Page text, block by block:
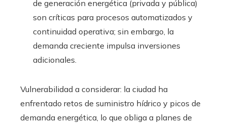
de generación energética (privada y pública)
son críticas para procesos automatizados y
continuidad operativa; sin embargo, la
demanda creciente impulsa inversiones
adicionales.
Vulnerabilidad a considerar: la ciudad ha
enfrentado retos de suministro hídrico y picos de
demanda energética, lo que obliga a planes de